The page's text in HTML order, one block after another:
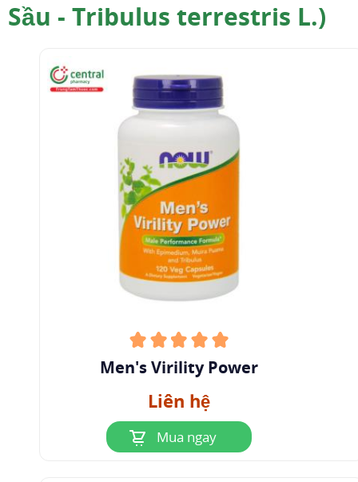
Sầu - Tribulus terrestris L.)
Men's Virility Power
Liên hệ
Mua ngay